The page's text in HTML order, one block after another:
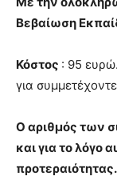
Βεβαίωση
Κόστος : 95 ευρώ.
για
Ο αριθμός των
και για το λόγο
προτεραιότητας.